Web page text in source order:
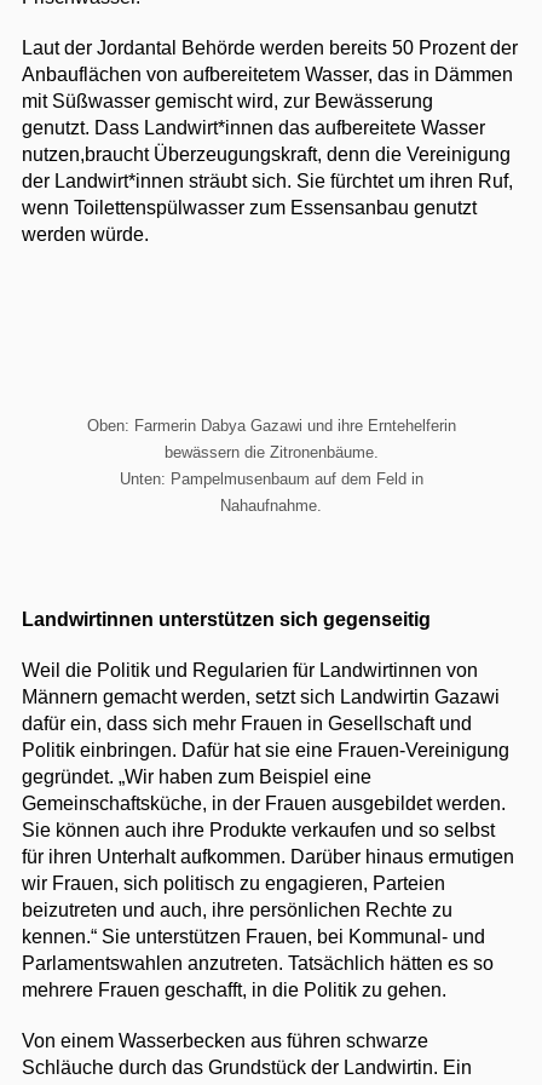
Laut der Jordantal Behörde werden bereits 50 Prozent der
Anbauflächen von aufbereitetem Wasser, das in Dämmen
mit Süßwasser gemischt wird, zur Bewässerung
genutzt. Dass Landwirt*innen das aufbereitete Wasser
nutzen,braucht Überzeugungskraft, denn die Vereinigung
der Landwirt*innen sträubt sich. Sie fürchtet um ihren Ruf,
wenn Toilettenspülwasser zum Essensanbau genutzt
werden würde.
Oben: Farmerin Dabya Gazawi und ihre Erntehelferin
bewässern die Zitronenbäume.
Unten: Pampelmusenbaum auf dem Feld in
Nahaufnahme.
Landwirtinnen unterstützen sich gegenseitig
Weil die Politik und Regularien für Landwirtinnen von
Männern gemacht werden, setzt sich Landwirtin Gazawi
dafür ein, dass sich mehr Frauen in Gesellschaft und
Politik einbringen. Dafür hat sie eine Frauen-Vereinigung
gegründet. „Wir haben zum Beispiel eine
Gemeinschaftsküche, in der Frauen ausgebildet werden.
Sie können auch ihre Produkte verkaufen und so selbst
für ihren Unterhalt aufkommen. Darüber hinaus ermutigen
wir Frauen, sich politisch zu engagieren, Parteien
beizutreten und auch, ihre persönlichen Rechte zu
kennen.“ Sie unterstützen Frauen, bei Kommunal- und
Parlamentswahlen anzutreten. Tatsächlich hätten es so
mehrere Frauen geschafft, in die Politik zu gehen.
Von einem Wasserbecken aus führen schwarze
Schläuche durch das Grundstück der Landwirtin. Ein